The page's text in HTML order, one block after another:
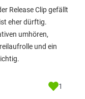
Release Clip gefällt
eher dürftig.
umhören,
und ein
1